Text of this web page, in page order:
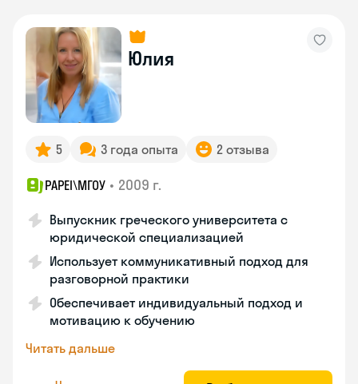
Юлия
5 3 года опыта 2 отзыва
PAPEI\MГОУ • 2009 г.
Выпускник греческого университета с
юридической специализацией
Использует коммуникативный подход для
разговорной практики
Обеспечивает индивидуальный подход и
мотивацию к обучению
Читать дальше